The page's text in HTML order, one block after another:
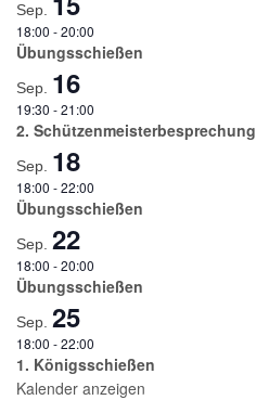
Sep.
18:00 -20:00
Übungsschießen
Sep. 16
19:30 -21:00
2. Schützenmeisterbesprechung
Sep. 18
18:00 -22:00
Übungsschießen
Sep. 22
18:00 -20:00
Übungsschießen
Sep. 25
18:00 -22:00
1. Königsschießen
Kalender anzeigen